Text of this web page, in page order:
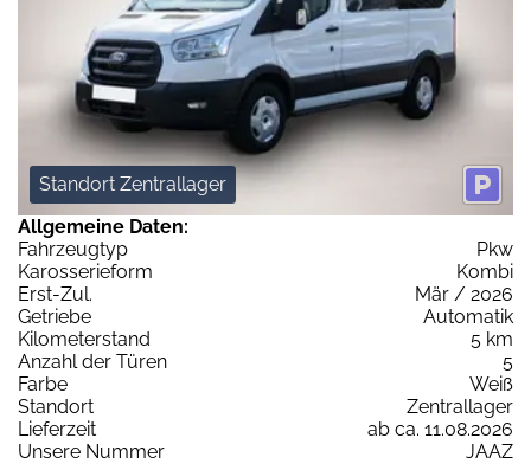
Standort Zentrallager
Allgemeine Daten:
Fahrzeugtyp
Pkw
Karosserieform
Kombi
Erst-Zul.
Mär / 2026
Getriebe
Automatik
Kilometerstand
5 km
Anzahl der Türen
5
Farbe
Weiß
Standort
Zentrallager
Lieferzeit
ab ca. 11.08.2026
Unsere Nummer
JAAZ